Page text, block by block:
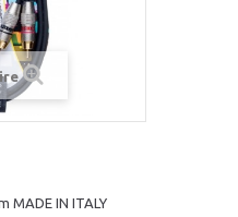
MADE IN ITALY